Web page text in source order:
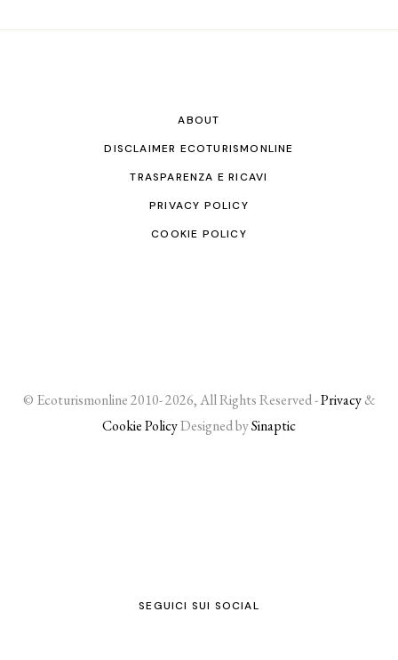
ABOUT
DISCLAIMER ECOTURISMONLINE
TRASPARENZA E RICAVI
PRIVACY POLICY
COOKIE POLICY
© Ecoturismonline 2010- 2026, All Rights Reserved -Privacy&
Cookie PolicyDesigned bySinaptic
SEGUICI SUI SOCIAL